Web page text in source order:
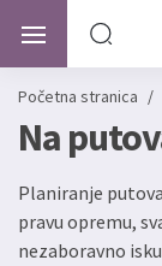
Početna stranica /
Na
Planiranje
pravu opremu,
nezaboravno